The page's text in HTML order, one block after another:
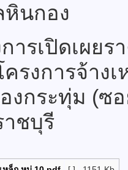
หินกอง
การเปิดเผย
รงการจ้าง
งกระทุ่ม (ซ
าชบุรี